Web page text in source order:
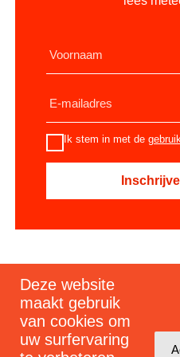
Ik stem in met de
Schrijf je in voor
Deze website
maakt gebruik
van cookies om
uw surfervaring